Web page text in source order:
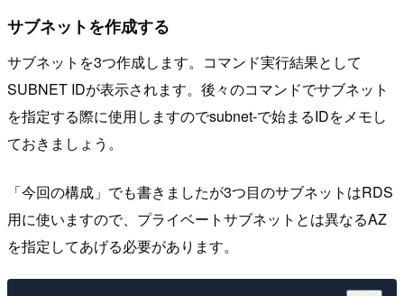
サブネットを作成する
サブネットを3つ作成します。コマンド実行結果として
SUBNET IDが表示されます。後々のコマンドでサブネット
を指定する際に使用しますのでsubnet-で始まるIDをメモし
ておきましょう。
「今回の構成」でも書きましたが3つ目のサブネットはRDS
用に使いますので、プライベートサブネットとは異なるAZ
を指定してあげる必要があります。